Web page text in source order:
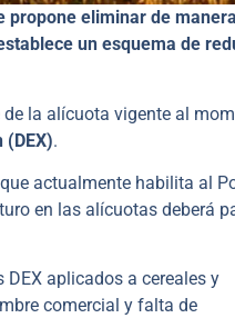
propone eliminar de manera
un esquema de
la alícuota vigente al
(DEX).
actualmente habilita al
en las alícuotas deberá
aplicados a cereales y
comercial y falta de